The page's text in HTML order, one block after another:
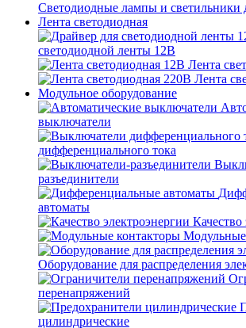
Светодиодные лампы и светильники
Лента светодиодная
светодиодной ленты 12В
Лента
Лента
Модульное оборудование
выключатели
дифференциального тока
разъединители
автоматы
Качество
Оборудование для распределения
перенапряжений
цилиндрические